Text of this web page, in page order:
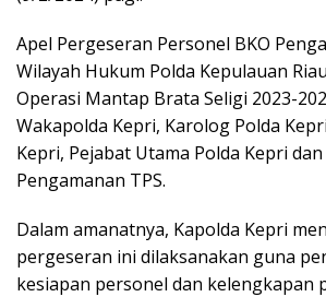
Apel Pergeseran Personel BKO
Wilayah Hukum Polda Kepulauan
Operasi Mantap Brata Seligi 2023-
Wakapolda Kepri, Karolog Polda
Kepri, Pejabat Utama Polda Kepri
Pengamanan TPS.
Dalam amanatnya, Kapolda Kepri
pergeseran ini dilaksanakan guna
kesiapan personel dan kelengkapan